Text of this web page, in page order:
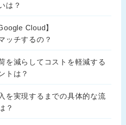
は？
Cloud】
ッチするの？
を減らしてコストを軽減する
トは？
を実現するまでの具体的な流
？